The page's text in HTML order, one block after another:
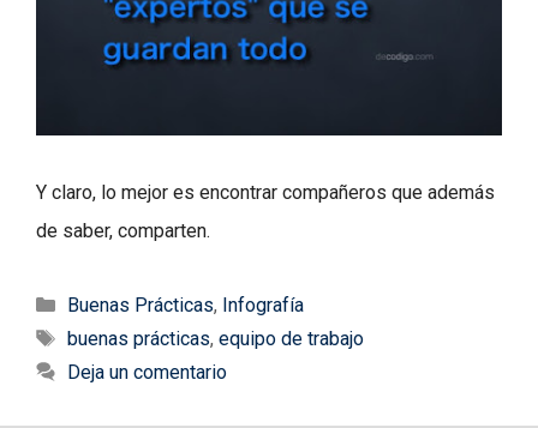
Y claro, lo mejor es encontrar compañeros que además
de saber, comparten.
Categorías
Buenas Prácticas, Infografía
Etiquetas
buenas prácticas, equipo de trabajo
Deja un comentario